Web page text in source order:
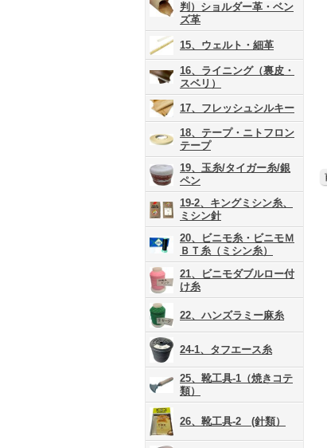
判）ショルダー革・ベン
ズ革
15、ウェルト・細革
16、ライニング（裏皮・
スベリ）
17、フレッシュシルキー
18、テープ・ニトフロン
テープ
19、玉糸/タイガー糸/銀
ペン
19-2、キングミシン糸、
ミシン針
20、ビニモ糸・ビニモＭ
ＢＴ糸（ミシン糸）
21、ビニモダブルロー付
け糸
22、ハンズラミー麻糸
24-1、タフエース糸
25、靴工具-1（焼きコテ
類）
26、靴工具-2 (針類）